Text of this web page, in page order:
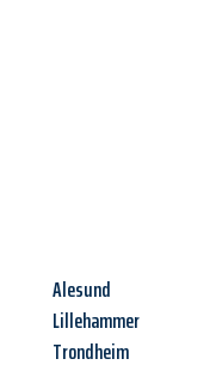
Alesund
Lillehammer
Trondheim